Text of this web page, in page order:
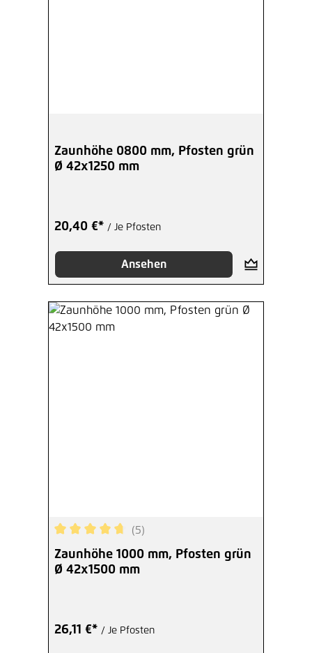
Zaunhöhe 0800 mm, Pfosten grün
Ø 42x1250 mm
20,40 €* / Je Pfosten
Ansehen
Durchschnittliche Bewertung von 4.8 von 5
(5)
Zaunhöhe 1000 mm, Pfosten grün
Ø 42x1500 mm
26,11 €* / Je Pfosten